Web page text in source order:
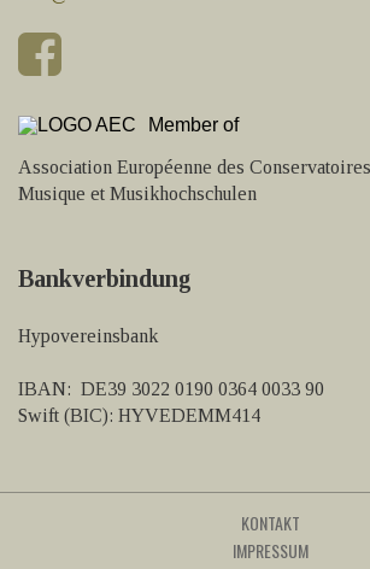
Member of
Association Européenne des
Musique et Musikhochschulen
Bankverbindung
Hypovereinsbank
IBAN: DE39 3022 0190 0364 0033 90
Swift (BIC): HYVEDEMM414
KONTAKT
IMPRESSUM